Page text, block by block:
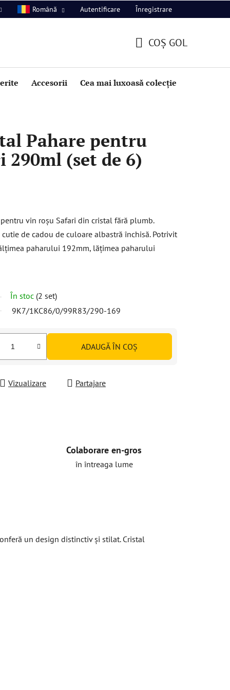
Română Autentificare Înregistrare
DE
COŞ GOL
Accesorii Cea mai luxoasă colecție
Pahare pentru
290ml (set de 6)
vin roșu Safari din cristal fără plumb.
de cadou de culoare albastră închisă. Potrivit
paharului 192mm, lățimea paharului
În stoc (2 set)
9K7/1KC86/0/99R83/290-169
ADAUGĂ ÎN COŞ
Vizualizare Partajare
Colaborare en-gros
în întreaga lume
un design distinctiv și stilat. Cristal